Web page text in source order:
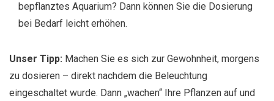
bepflanztes Aquarium? Dann können Sie die Dosierung
bei Bedarf leicht erhöhen.
Unser Tipp: Machen Sie es sich zur Gewohnheit, morgens
zu dosieren – direkt nachdem die Beleuchtung
eingeschaltet wurde. Dann „wachen“ Ihre Pflanzen auf und